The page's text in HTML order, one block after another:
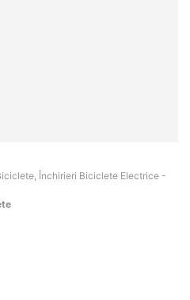
Închirieri Biciclete Electrice -